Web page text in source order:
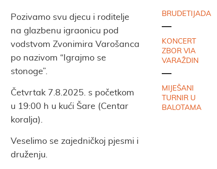
Pozivamo svu djecu i roditelje
na glazbenu igraonicu pod
vodstvom Zvonimira Varošanca
po nazivom “Igrajmo se
stonoge”.
Četvrtak 7.8.2025. s početkom
u 19:00 h u kući Šare (Centar
koralja).
Veselimo se zajedničkoj pjesmi i
druženju.
BRUDETIJADA
KONCERT
ZBOR VIA
VARAŽDIN
MIJEŠANI
TURNIR U
BALOTAMA